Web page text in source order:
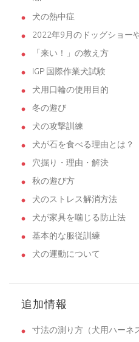
犬の熱中症
2022年9月のドッグショー
「来い！」の教え方
IGP 国際作業犬試験
犬用口輪の使用目的
冬の遊び
犬の攻撃訓練
犬が石を食べる理由とは？
穴掘り・理由・解決
秋の遊び方
犬のストレス解消方法
犬が家具を噛じる防止法
基本的な服従訓練
犬の運動について
追加情報
寸法の測り方（犬用ハーネ